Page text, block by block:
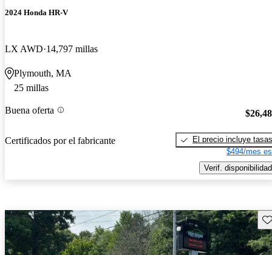
2024 Honda HR-V
LX AWD 14,797 millas
Plymouth, MA
25 millas
Buena oferta
Certificados por el fabricante
El precio incluye tasas
$494/mes
Verif. disponibilidad